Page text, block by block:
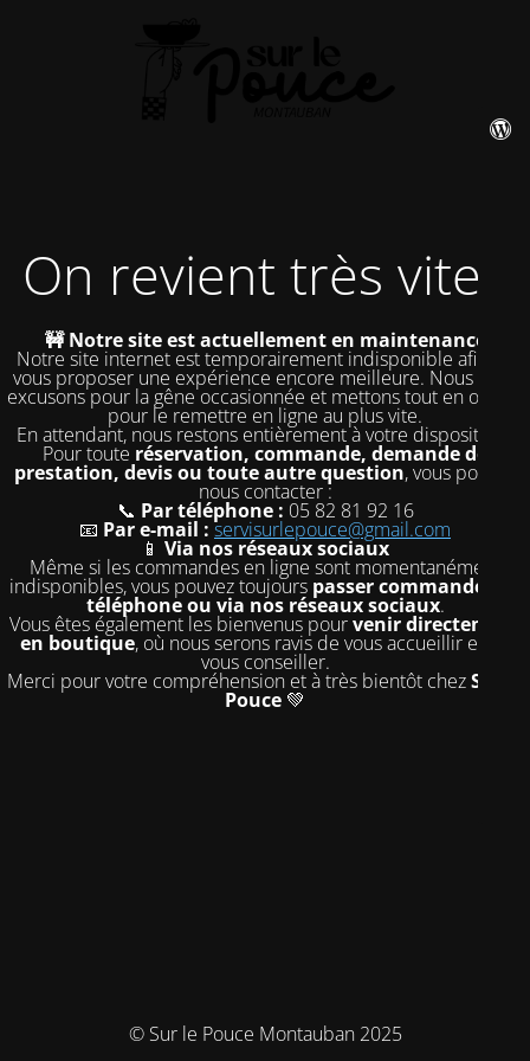
On revient très vite !
🚧 Notre site est actuellement en maintenance
Notre site internet est temporairement indisponible afin de
vous proposer une expérience encore meilleure. Nous nous
excusons pour la gêne occasionnée et mettons tout en œuvre
pour le remettre en ligne au plus vite.
En attendant, nous restons entièrement à votre disposition !
Pour toute réservation, commande, demande de
prestation, devis ou toute autre question, vous pouvez
nous contacter :
📞 Par téléphone : 05 82 81 92 16
📧 Par e-mail : servisurlepouce@gmail.com
📱 Via nos réseaux sociaux
Même si les commandes en ligne sont momentanément
indisponibles, vous pouvez toujours passer commande par
téléphone ou via nos réseaux sociaux.
Vous êtes également les bienvenus pourvenir directement
en boutique, où nous serons ravis de vous accueillir et de
vous conseiller.
Merci pour votre compréhension et à très bientôt chezSur le
Pouce 💚
© Sur le Pouce Montauban 2025